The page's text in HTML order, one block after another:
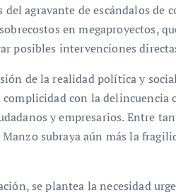
del agravante de escándalos
en megaproyectos,
posibles intervenciones
de la realidad política y
complicidad con la
y empresarios. Entre
Manzo subraya aún más la
se plantea la necesidad